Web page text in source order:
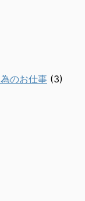
のお仕事 (3)